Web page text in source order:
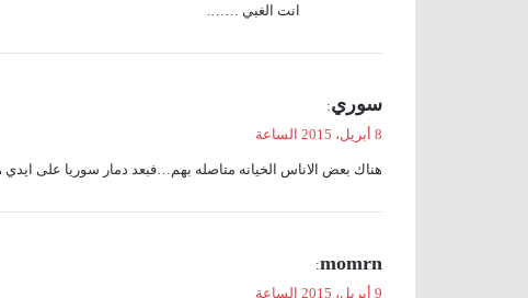
ل
انت الغبي …….
ي
ل
سوري:
8 أبريل، 2015 الساعة
هناك بعض الاناس الخيانه متاصله بهم…فبعد دمار سوريا على
يmomrn
:
9 أبريل، 2015 الساعة